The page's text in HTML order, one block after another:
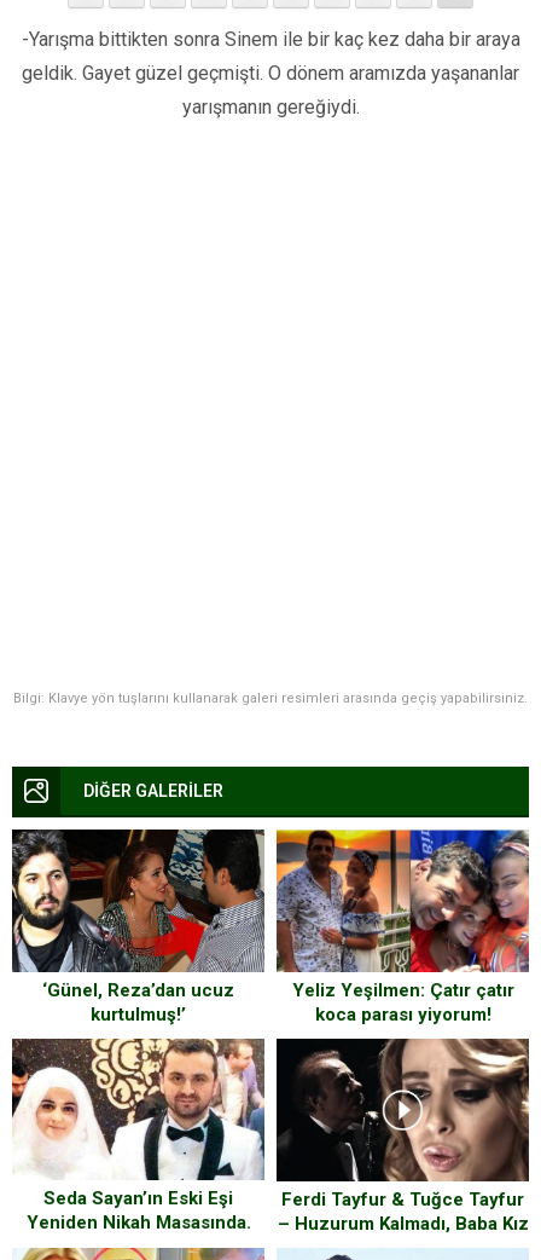
-Yarışma bittikten sonra Sinem ile bir kaç kez daha bir araya
geldik. Gayet güzel geçmişti. O dönem aramızda yaşananlar
yarışmanın gereğiydi.
Bilgi: Klavye yön tuşlarını kullanarak galeri resimleri arasında geçiş yapabilirsiniz.
DİĞER GALERİLER
‘Günel, Reza’dan ucuz
kurtulmuş!’
Yeliz Yeşilmen: Çatır çatır
koca parası yiyorum!
Seda Sayan’ın Eski Eşi
Yeniden Nikah Masasında.
Ferdi Tayfur & Tuğce Tayfur
– Huzurum Kalmadı, Baba Kız
Muhteşem Düet